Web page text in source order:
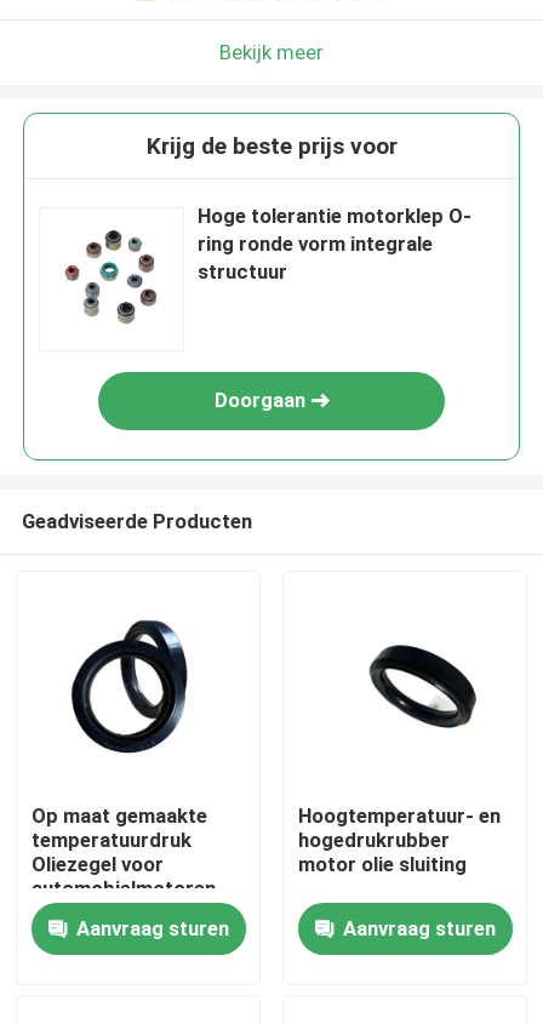
Bekijk meer
Krijg de beste prijs voor
Hoge tolerantie motorklep O-
ring ronde vorm integrale
structuur
Doorgaan
Geadviseerde Producten
Op maat gemaakte
temperatuurdruk
Oliezegel voor
automobielmotoren
met uitstekende
duurzaamheid
Aanvraag sturen
Hoogtemperatuur- en
hogedrukrubber
motor olie sluiting
Aanvraag sturen